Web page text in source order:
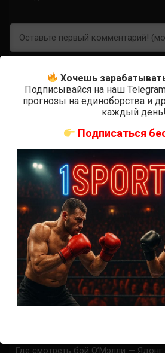
КОММЕНТАРИЕВ
СВЕЖИЕ ЗАПИСИ
ACA 200 прямая трансляция
Марафон боев UFC 325 прямая
UFC 324 прямая трансляция
Марафон боев UFC 324 прямая
Где смотреть бой О’Мэлли — Ядонг
Хочешь
Подписывайся на наш
прогнозы на единоборства и
каждый день!
Подписаться